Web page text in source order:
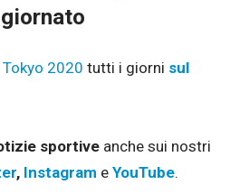
2020 tutti i giorni sul
sportive anche sui nostri
, Instagram e YouTube.